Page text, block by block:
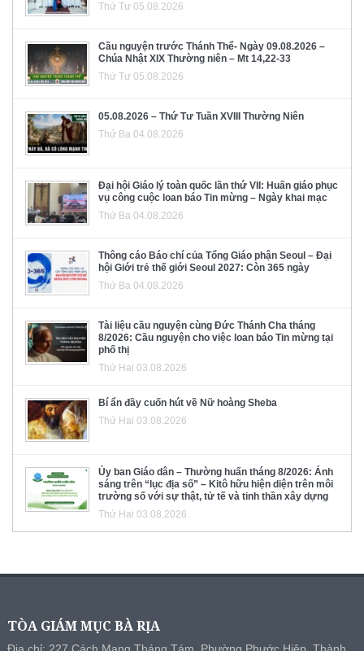
Thứ Tư 05.08.2026
Cầu nguyện trước Thánh Thể- Ngày 09.08.2026 –
Chúa Nhật XIX Thường niên – Mt 14,22-33
Thứ Tư 05.08.2026
05.08.2026 – Thứ Tư Tuần XVIII Thường Niên
Thứ Ba 04.08.2026
Đại hội Giáo lý toàn quốc lần thứ VII: Huấn giáo phục
vụ công cuộc loan báo Tin mừng – Ngày khai mạc
Thứ Ba 04.08.2026
Thông cáo Báo chí của Tổng Giáo phận Seoul – Đại
hội Giới trẻ thế giới Seoul 2027: Còn 365 ngày
Thứ Ba 04.08.2026
Tài liệu cầu nguyện cùng Đức Thánh Cha tháng
8/2026: Cầu nguyện cho việc loan báo Tin mừng tại
phố thị
Thứ Hai 03.08.2026
Bí ẩn đầy cuốn hút về Nữ hoàng Sheba
Thứ Hai 03.08.2026
Ủy ban Giáo dân – Thường huấn tháng 8/2026: Ánh
sáng trên “lục địa số” – Kitô hữu hiện diện trên môi
trường số với sự thật, tử tế và tinh thần xây dựng
Thứ Hai 03.08.2026
TÒA GIÁM MỤC BÀ RỊA